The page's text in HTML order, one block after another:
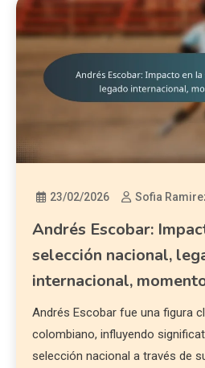
23/02/2026 Sofia
Andrés Escobar:
selección nacional,
internacional,
Andrés Escobar fue una figura
colombiano, influyendo
selección nacional a través de